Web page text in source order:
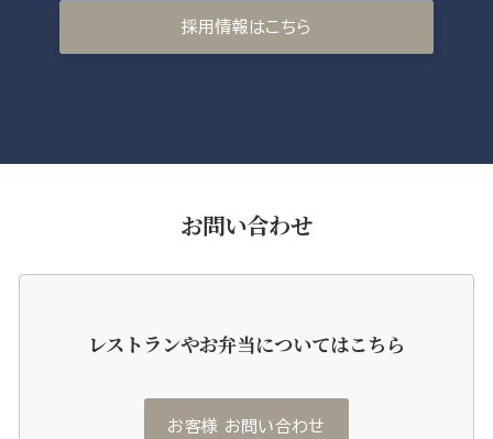
採用情報はこちら
お問い合わせ
レストランやお弁当についてはこちら
お客様 お問い合わせ